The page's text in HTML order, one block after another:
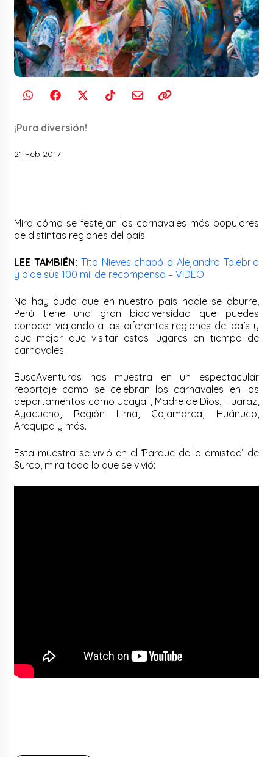
¡Pura diversión!
21 Feb 2017
Mira cómo se festejan los carnavales más populares
de distintas regiones del país.
LEE TAMBIÉN: Tito Nieves chapó a Alejandro Tolebrio
y pide sus 100 mil de recompensa – VIDEO
No hay duda que en nuestro país nadie se aburre,
Perú tiene una gran biodiversidad que puedes
conocer viajando a las diferentes regiones del país y
que mejor que visitar estos lugares en tiempo de
carnavales.
BuscAventuras nos muestra en un espectacular
reportaje cómo se celebran los carnavales en los
departamentos como Ucayali, Madre de Dios, Huaraz,
Ayacucho, Región Lima, Cajamarca, Huánuco,
Arequipa y más.
Esta muestra se vivió en el ‘Parque de la amistad’ de
Surco, mira todo lo que se vivió: